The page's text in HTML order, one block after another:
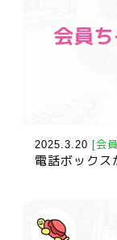
2025.3.20 [会
電話ボックス